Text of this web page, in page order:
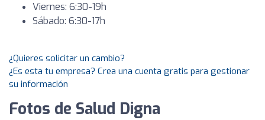
Viernes: 6:30-19h
Sábado: 6:30-17h
¿Quieres solicitar un cambio?
¿Es esta tu empresa? Crea una cuenta gratis para gestionar
su información
Fotos de Salud Digna